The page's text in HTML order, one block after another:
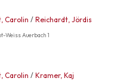
Carolin / Reichardt, Jördis
Weiss Auerbach 1
Carolin / Kramer, Kaj